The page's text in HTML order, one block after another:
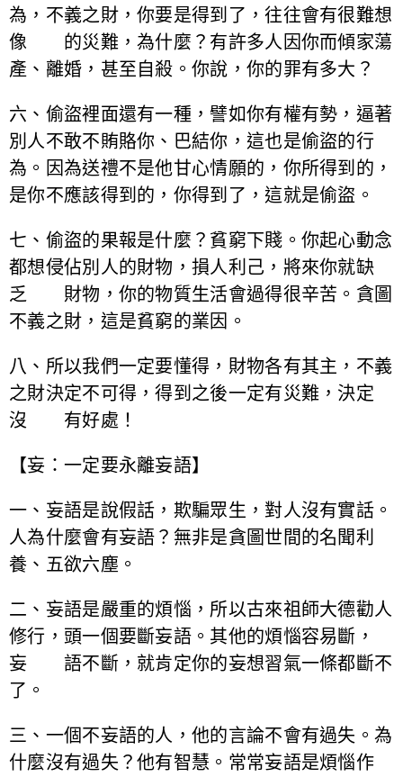
為，不義之財，你要是得到了，往往會有很難想
像 的災難，為什麼？有許多人因你而傾家蕩
產、離婚，甚至自殺。你說，你的罪有多大？
六、偷盜裡面還有一種，譬如你有權有勢，逼著
別人不敢不賄賂你、巴結你，這也是偷盜的行
為。因為送禮不是他甘心情願的，你所得到的，
是你不應該得到的，你得到了，這就是偷盜。
七、偷盜的果報是什麼？貧窮下賤。你起心動念
都想侵佔別人的財物，損人利己，將來你就缺
乏 財物，你的物質生活會過得很辛苦。貪圖
不義之財，這是貧窮的業因。
八、所以我們一定要懂得，財物各有其主，不義
之財決定不可得，得到之後一定有災難，決定
沒 有好處！
【妄：一定要永離妄語】
一、妄語是說假話，欺騙眾生，對人沒有實話。
人為什麼會有妄語？無非是貪圖世間的名聞利
養、五欲六塵。
二、妄語是嚴重的煩惱，所以古來祖師大德勸人
修行，頭一個要斷妄語。其他的煩惱容易斷，
妄 語不斷，就肯定你的妄想習氣一條都斷不
了。
三、一個不妄語的人，他的言論不會有過失。為
什麼沒有過失？他有智慧。常常妄語是煩惱作